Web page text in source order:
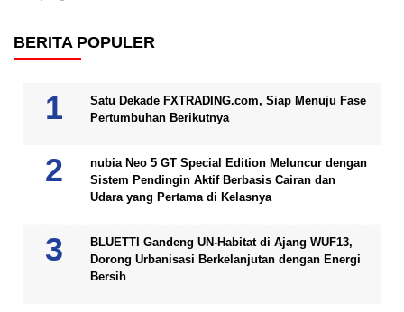
BERITA POPULER
Satu Dekade FXTRADING.com, Siap Menuju Fase
Pertumbuhan Berikutnya
nubia Neo 5 GT Special Edition Meluncur dengan
Sistem Pendingin Aktif Berbasis Cairan dan
Udara yang Pertama di Kelasnya
BLUETTI Gandeng UN-Habitat di Ajang WUF13,
Dorong Urbanisasi Berkelanjutan dengan Energi
Bersih